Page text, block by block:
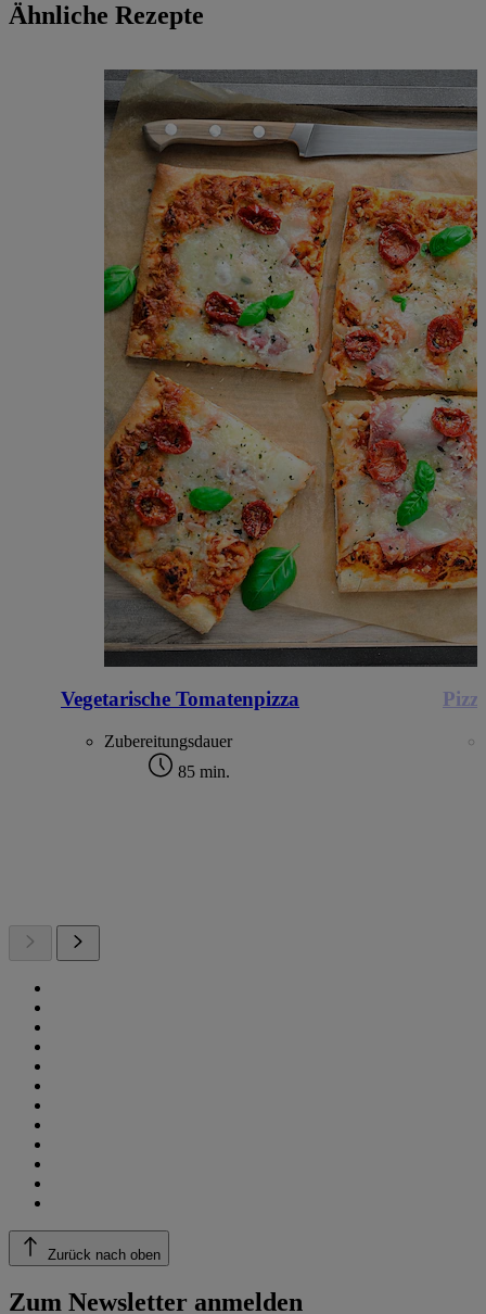
Ähnliche Rezepte
Vegetarische Tomatenpizza
Zubereitungsdauer
85 min.
Zurück nach oben
Zum Newsletter anmelden